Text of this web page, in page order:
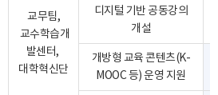
교무팀,
교수학습개
발센터,
대학혁신단
디지털 기반 공동강의
개설
개방형 교육 콘텐츠(K-
MOOC 등) 운영 지원